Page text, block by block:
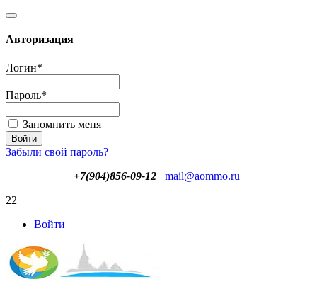
Авторизация
Логин*
Пароль*
Запомнить меня
Забыли свой пароль?
+7(904)856-09-12
mail@aommo.ru
22
Войти